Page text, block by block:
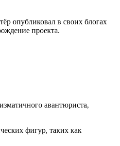
опубликовал в своих блогах
проекта.
авантюриста,
фигур, таких как